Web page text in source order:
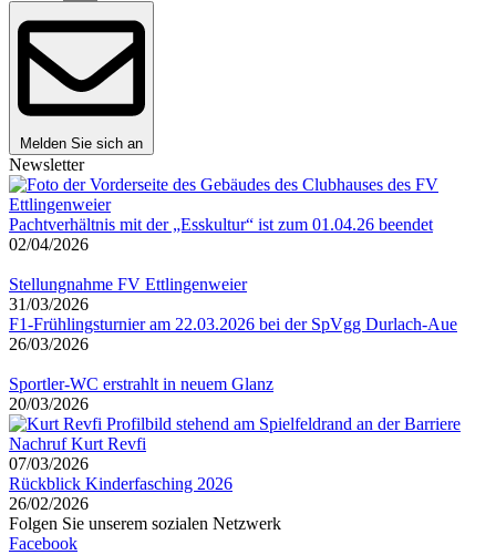
Melden Sie sich an
Newsletter
Pachtverhältnis mit der „Esskultur“ ist zum 01.04.26 beendet
02/04/2026
Stellungnahme FV Ettlingenweier
31/03/2026
F1-Frühlingsturnier am 22.03.2026 bei der SpVgg Durlach-Aue
26/03/2026
Sportler-WC erstrahlt in neuem Glanz
20/03/2026
Nachruf Kurt Revfi
07/03/2026
Rückblick Kinderfasching 2026
26/02/2026
Folgen Sie unserem sozialen Netzwerk
Facebook